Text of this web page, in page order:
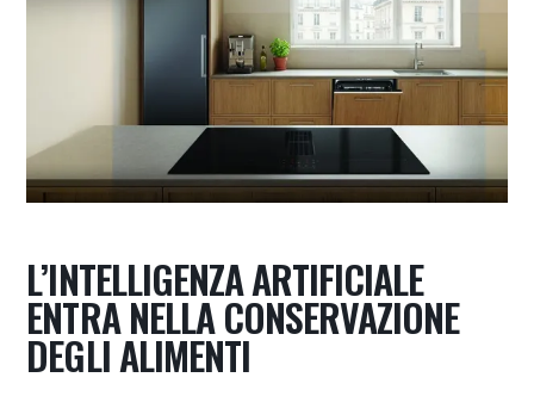
L’INTELLIGENZA ARTIFICIALE
ENTRA NELLA CONSERVAZIONE
DEGLI ALIMENTI